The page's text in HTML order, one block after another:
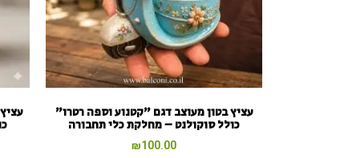
עציץ בטון מעוצב דגם "קטנוע וספה רטרו"
כולל סוקולנט – מחלקת כלי תחבורה
₪100.00